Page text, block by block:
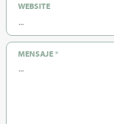
WEBSITE
MENSAJE*